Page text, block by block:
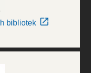
bibliotek